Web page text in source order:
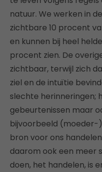
natuur. We werken in
zichtbare 10 procent
en kunnen bij heel
procent zien. De
zichtbaar, terwijl zich
ziel en de intuïtie
slechte herinneringen;
gebeurtenissen maar
bijvoorbeeld (moeder-
bron voor ons
daarom ook een meer
doen, het handelen, is